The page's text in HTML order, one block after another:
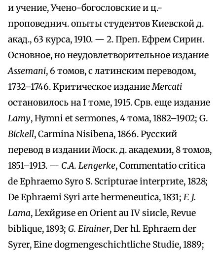
и учение, Учено-богословские и ц.-
проповеднич. опыты студентов Киевской д.
акад., 63 курса, 1910. — 2. Преп. Ефрем Сирин.
Основное, но неудовлетворительное издание
Assemani, 6 томов, с латинским переводом,
1732–1746. Критическое изданиеMercati
остановилось на I томе, 1915. Срв. еще издание
Lamy, Hymni et sermones, 4 тома, 1882–1902; G.
Bickell, Carmina Nisibena, 1866. Русский
перевод в издании Моск. д. академии, 8 томов,
1851–1913. — С.A. Lengerke, Commentatio critica
de Ephraemo Syro S. Scripturae interprиte, 1828;
De Ephraemi Syri arte hermeneutica, 1831; F. J.
Lama, L'exйgиse en Orient au IV siиcle, Revue
biblique, 1893; G. Eirainer, Der hl. Ephraem der
Syrer, Eine dogmengeschichtliche Studie, 1889;